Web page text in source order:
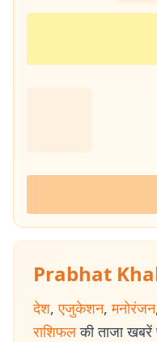
Prabhat
देश, एजुकेशन, मनोरंजन
राशिफल की ताजा खबरें